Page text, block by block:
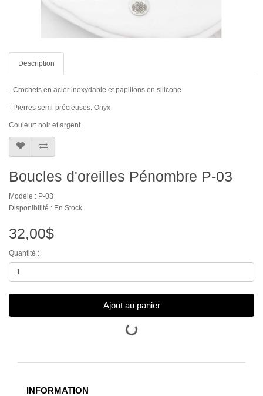
Description
- Crochets en acier inoxydable et papillons en silicone
- Pierres semi-précieuses: Onyx
Couleur: noir et argent
Boucles d'oreilles Pénombre P-03
Modèle : P-03
Disponibilité : En Stock
32,00$
Quantité :
Ajout au panier
INFORMATION